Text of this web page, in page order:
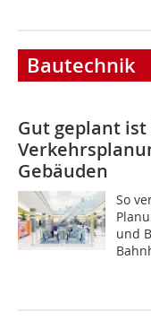
Bautechnik
Gut geplant
Gebäuden
So
und